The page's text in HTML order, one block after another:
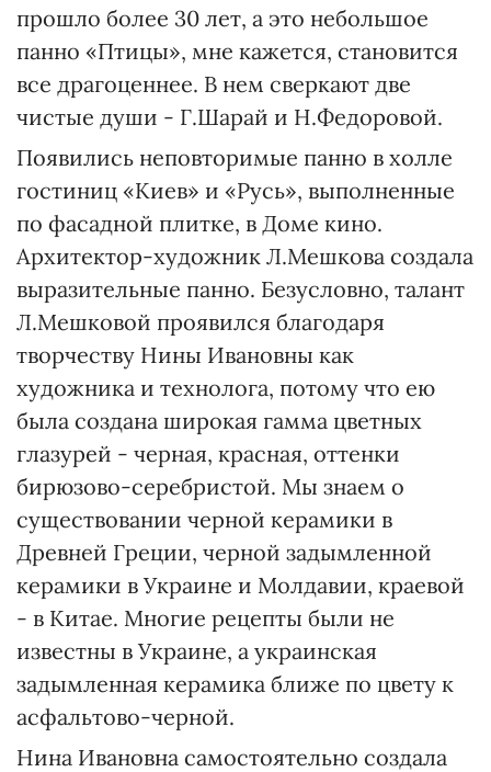
прошло более 30 лет, а это небольшое
панно «Птицы», мне кажется, становится
все драгоценнее. В нем сверкают две
чистые души - Г.Шарай и Н.Федоровой.
Появились неповторимые панно в холле
гостиниц «Киев» и «Русь», выполненные
по фасадной плитке, в Доме кино.
Архитектор-художник Л.Мешкова создала
выразительные панно. Безусловно, талант
Л.Мешковой проявился благодаря
творчеству Нины Ивановны как
художника и технолога, потому что ею
была создана широкая гамма цветных
глазурей - черная, красная, оттенки
бирюзово-серебристой. Мы знаем о
существовании черной керамики в
Древней Греции, черной задымленной
керамики в Украине и Молдавии, краевой
- в Китае. Многие рецепты были не
известны в Украине, а украинская
задымленная керамика ближе по цвету к
асфальтово-черной.
Нина Ивановна самостоятельно создала